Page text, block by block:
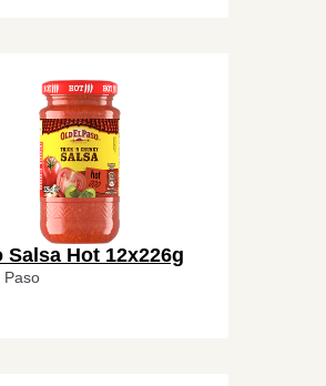
Salsa Hot 12x226g
Paso